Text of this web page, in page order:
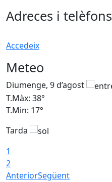
Adreces i telèfons
Accedeix
Meteo
Diumenge, 9 d’agost
T.Màx: 38°
T.Min: 17°
Tarda
1
2
AnteriorSegüent